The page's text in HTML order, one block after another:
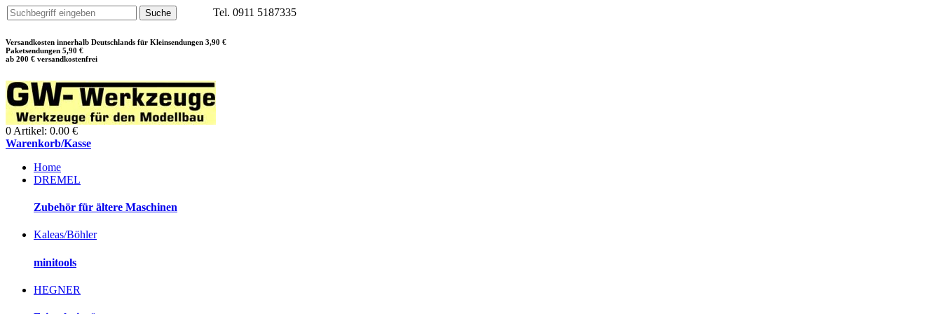
Tel. 0911 5187335
Versandkosten innerhalb Deutschlands für Kleinsendungen 3,90 €
Paketsendungen 5,90 €
ab 200 € versandkostenfrei
0 Artikel: 0.00 €
Warenkorb/Kasse
Home
DREMEL
Zubehör für ältere Maschinen
Kaleas/Böhler
minitools
HEGNER